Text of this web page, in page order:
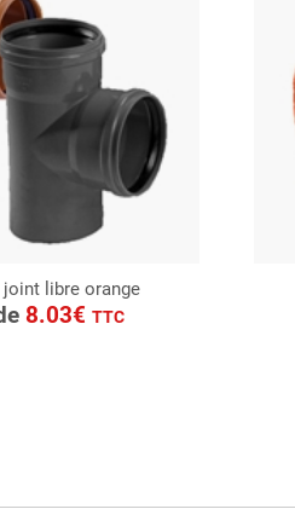
joint libre orange
8.03€TTC
de devis